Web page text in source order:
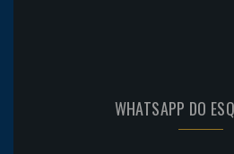
WHATSAPP DO